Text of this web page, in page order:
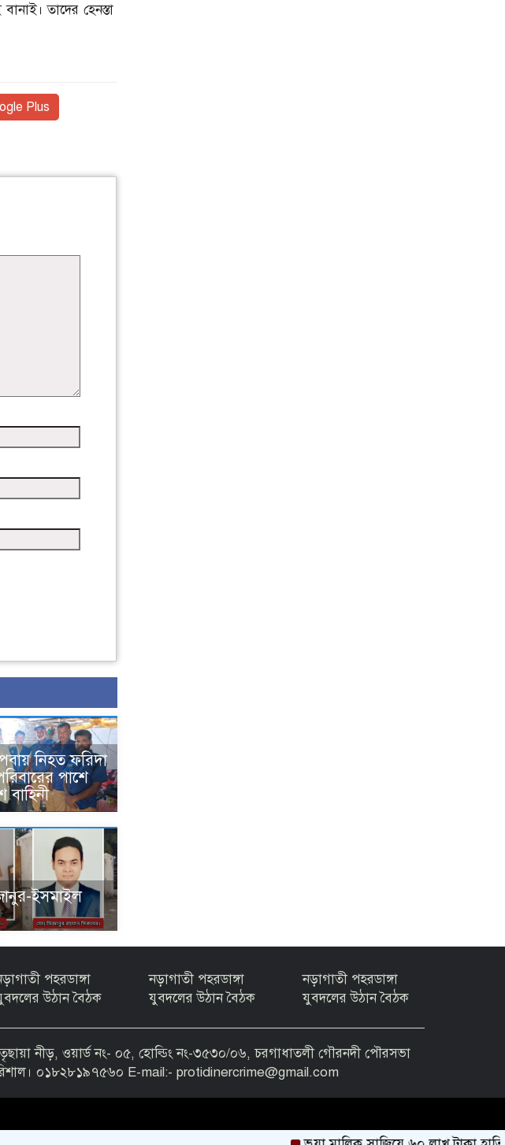
তাদের হেনস্তা
Plus
নিহত ফরিদা
পাশে
বাহিনী
ইসমাইল
পহরডাঙ্গা
উঠান বৈঠক
নড়াগাতী পহরডাঙ্গা
যুবদলের উঠান বৈঠক
নড়াগাতী পহরডাঙ্গা
যুবদলের উঠান বৈঠক
নীড়, ওয়ার্ড নং- ০৫, হোল্ডিং নং-৩৫৩০/০৬, চরগাধাতলী গৌরনদী পৌরসভা
০১৮২৮১৯৭৫৬০ E-mail:- protidinercrime@gmail.com